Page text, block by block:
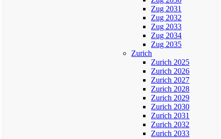
Zug 2031
Zug 2032
Zug 2033
Zug 2034
Zug 2035
Zurich
Zurich 2025
Zurich 2026
Zurich 2027
Zurich 2028
Zurich 2029
Zurich 2030
Zurich 2031
Zurich 2032
Zurich 2033